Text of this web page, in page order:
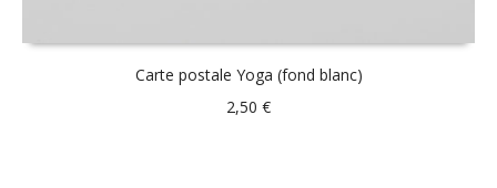
Carte postale Yoga (fond blanc)
2,50 €